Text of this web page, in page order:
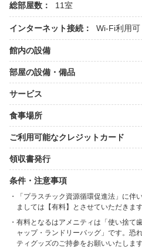
総部屋数： 11室
インターネット接続： Wi-Fi利用可
館内の設備
部屋の設備・備品
サービス
食事場所
ご利用可能なクレジットカード
領収書発行
条件・注意事項
「プラスチック資源循環促進法」に伴
ましては【有料】とさせていただきます
有料となるはアメニティは「使い捨て
ャップ・ランドリーバッグ」です。恐
ティグッズのご持参をお願いいたします